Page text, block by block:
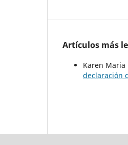
Artículos más
Karen Maria
declaración